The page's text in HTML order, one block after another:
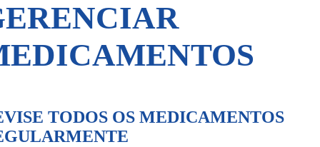
TODOS OS MEDICAMENTOS